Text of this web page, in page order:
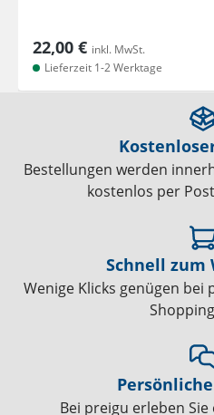
22,00 € inkl. MwSt.
Lieferzeit 1-2 Werktage
Bestellungen werden
kostenlos per
Schnell zum
Wenige Klicks genügen bei
Bei preigu erleben